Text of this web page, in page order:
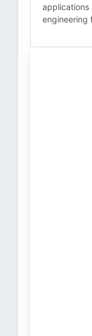
applications
engineering